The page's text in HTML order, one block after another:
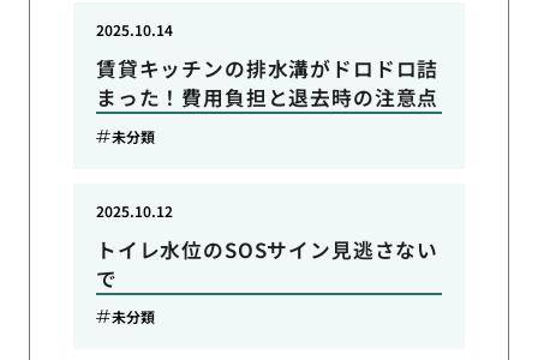
賃貸キッチンの排水溝がドロドロ詰
まった！費用負担と退去時の注意点
2025.10.14
未分類
トイレ水位のSOSサイン見逃さない
で
2025.10.12
未分類